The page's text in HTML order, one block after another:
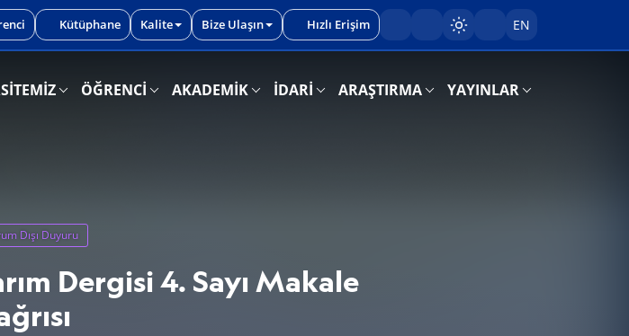
ÖĞRENCİ AKADEMİK İDARİ ARAŞTIRMA YAYINLAR
Kütüphane Kalite Bize Ulaşın Hızlı Erişim Sayfayı karart/aç
EN
Dışı Duyuru
Dergisi 4. Sayı Makale